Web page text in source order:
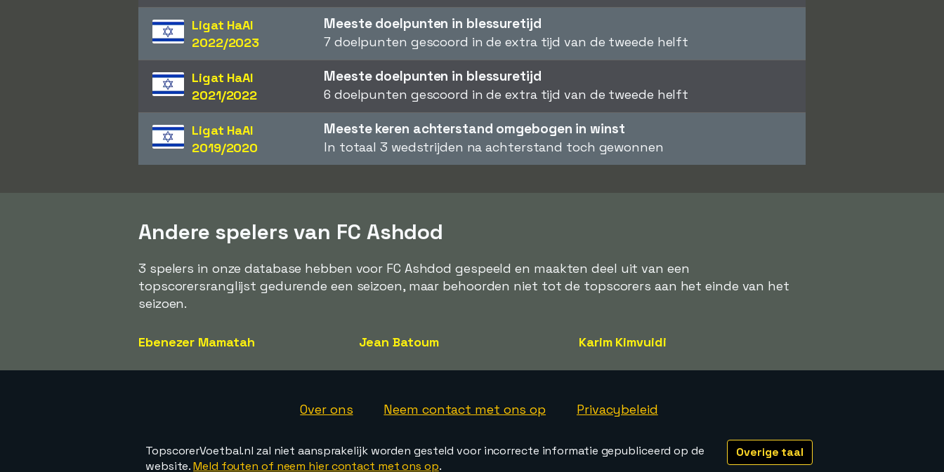
Ligat HaAl
2022/2023
Meeste doelpunten in blessuretijd
7 doelpunten gescoord in de extra tijd van de tweede helft
Ligat HaAl
2021/2022
Meeste doelpunten in blessuretijd
6 doelpunten gescoord in de extra tijd van de tweede helft
Ligat HaAl
2019/2020
Meeste keren achterstand omgebogen in winst
In totaal 3 wedstrijden na achterstand toch gewonnen
Andere spelers van FC Ashdod
3 spelers in onze database hebben voor FC Ashdod gespeeld en maakten deel uit van een
topscorersranglijst gedurende een seizoen, maar behoorden niet tot de topscorers aan het einde van het
seizoen.
Ebenezer Mamatah Jean Batoum Karim Kimvuidi
Over ons Neem contact met ons op Privacybeleid
Overige taal
TopscorerVoetbal.nl zal niet aansprakelijk worden gesteld voor incorrecte informatie gepubliceerd op de
website.Meld fouten of neem hier contact met ons op.